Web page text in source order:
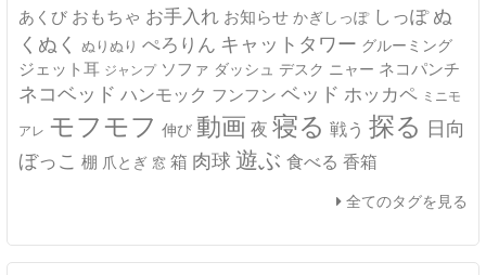
あくび おもちゃ お手入れ お知らせ かぎしっぽ しっぽ ぬ
くぬく ぬりぬり ぺろりん キャットタワー グルーミング
ジェット耳 ジャンプ ソファ ダッシュ デスク ニャー ネコパンチ
ネコベッド ハンモック フンフン ベッド ホッカペ ミニモ
アレ モフモフ 伸び 動画 夜 寝る 戦う 探る 日向
ぼっこ 棚 爪とぎ 窓 箱 肉球 遊ぶ 食べる 香箱
全てのタグを見る